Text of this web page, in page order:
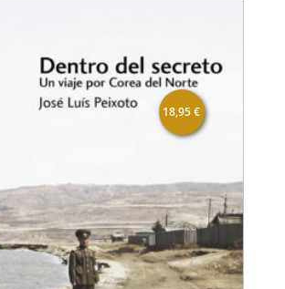
18,95€